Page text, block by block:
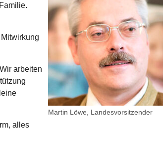
Martin Löwe, Landesvorsitzender
arbeiten
alles